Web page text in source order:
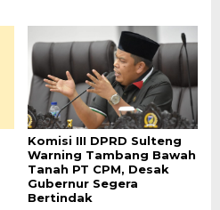
Komisi III DPRD Sulteng
Warning Tambang Bawah
Tanah PT CPM, Desak
Gubernur Segera
Bertindak